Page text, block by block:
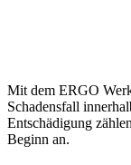
Mit dem ERGO
Schadensfall
Entschädigung
Beginn an.